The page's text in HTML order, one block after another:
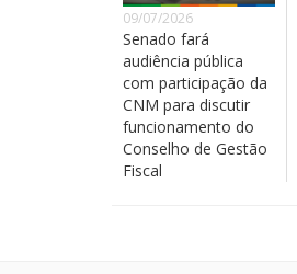
09/07/2026
Senado fará
audiência pública
com participação da
CNM para discutir
funcionamento do
Conselho de Gestão
Fiscal